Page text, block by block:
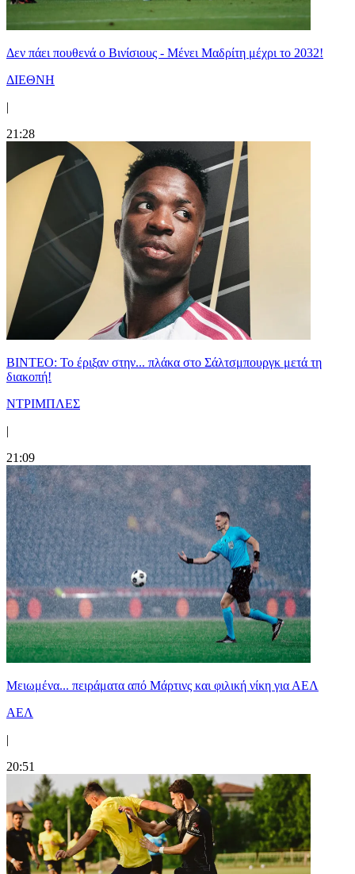
Δεν πάει πουθενά ο Βινίσιους - Μένει Μαδρίτη μέχρι το 2032!
ΔΙΕΘΝΗ
|
21:28
ΒΙΝΤΕΟ: Το έριξαν στην... πλάκα στο Σάλτσμπουργκ μετά τη
διακοπή!
ΝΤΡΙΜΠΛΕΣ
|
21:09
Μειωμένα... πειράματα από Μάρτινς και φιλική νίκη για ΑΕΛ
ΑΕΛ
|
20:51